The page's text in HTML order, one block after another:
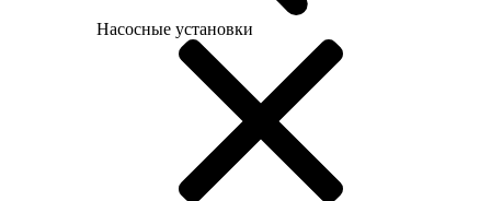
Насосные установки